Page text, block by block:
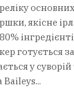
основних
якісне
готується
у